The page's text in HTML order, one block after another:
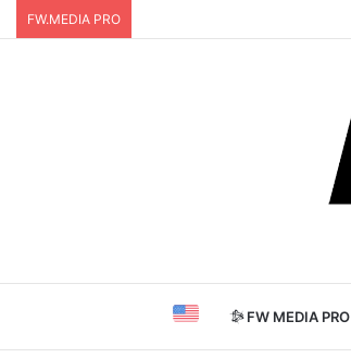
FW.MEDIA PRO
FW MEDIA PRO